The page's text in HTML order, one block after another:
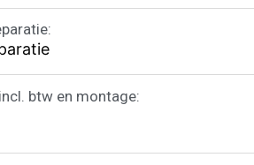
btw en montage: